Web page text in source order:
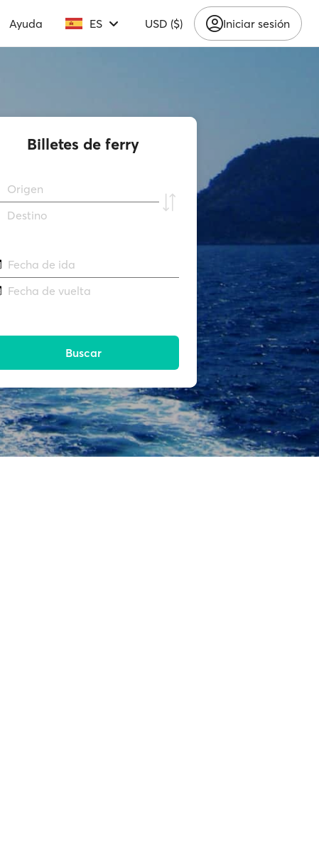
Ayuda ES USD ($) Iniciar sesión
Billetes de ferry
Origen
Destino
Fecha de ida
Fecha de vuelta
Buscar